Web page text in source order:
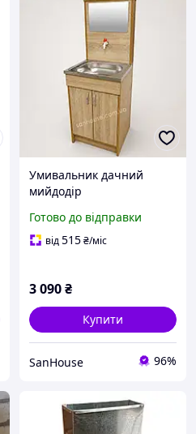
Умивальник дачний
мийдодір
Готово до відправки
від515₴/міс
3 090₴
Купити
SanHouse 96%